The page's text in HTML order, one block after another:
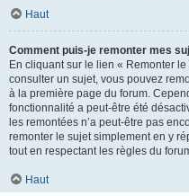
Haut
Comment puis-je remonter mes
En cliquant sur le lien « Remonter
consulter un sujet, vous pouvez
à la première page du forum.
fonctionnalité a peut-être été
les remontées n’a peut-être pas
remonter le sujet simplement en y
tout en respectant les règles du
Haut